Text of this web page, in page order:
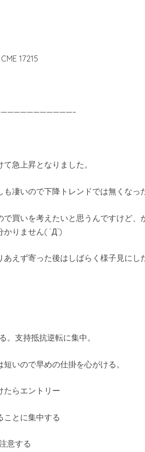
17215
急上昇となりました。
凄いので下降トレンドでは無くなっ
買いを考えたいと思うんですけど、
かりません( ´Д`)
えず寄った後はしばらく様子見にし
。支持抵抗逆転に集中。
短いので早めの仕掛を心がける。
たらエントリー
ことに集中する
意する